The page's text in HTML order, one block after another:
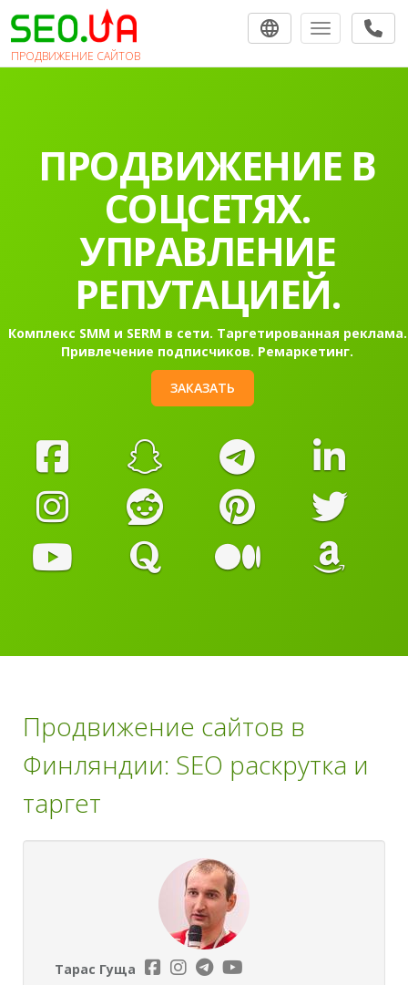
ПРОДВИЖЕНИЕ САЙТОВ
Toggle
ПРОДВИЖЕНИЕ В
СОЦСЕТЯХ.
УПРАВЛЕНИЕ
РЕПУТАЦИЕЙ.
Комплекс SMM и SERM в сети. Таргетированная реклама.
Привлечение подписчиков. Ремаркетинг.
ЗАКАЗАТЬ
Продвижение сайтов в
Финляндии: SEO раскрутка и
таргет
Тарас Гуща